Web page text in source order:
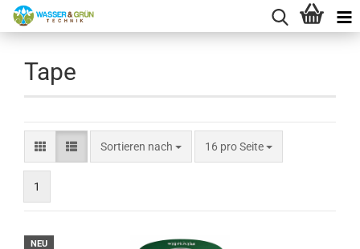
Tape
Sortieren nach
Sortieren nach 16 pro Seite
pro Seite
1
NEU